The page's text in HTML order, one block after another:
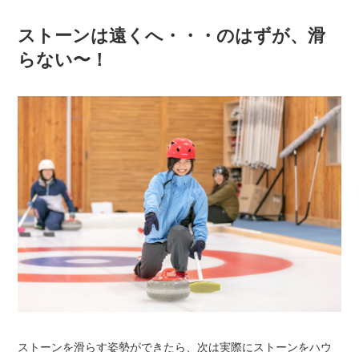
ストーンは遠くへ・・・のはずが、滑
らない〜！
ストーンを滑らす姿勢ができたら、次は実際にストーンをハウ